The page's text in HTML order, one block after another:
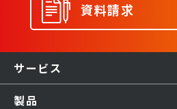
資料請求
サービス
製品